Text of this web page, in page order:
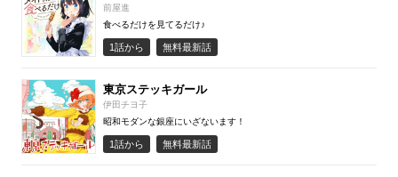
前屋進
食べるだけを見てるだけ♪
1話から 無料最新話
東京ステッキガール
伊田チヨ子
昭和モダンな銀座にいざないます！
1話から 無料最新話